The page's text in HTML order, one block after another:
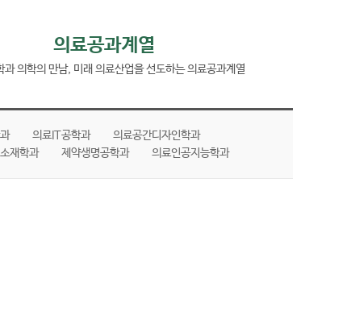
의료공과계열
과 의학의 만남, 미래 의료산업을 선도하는 의료공과계열
의료IT공학과
의료공간디자인학과
재학과
제약생명공학과 의료인공지능학과